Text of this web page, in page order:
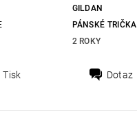
GILDAN
PÁNSKÉ TRIČKA
2 ROKY
Tisk Dotaz